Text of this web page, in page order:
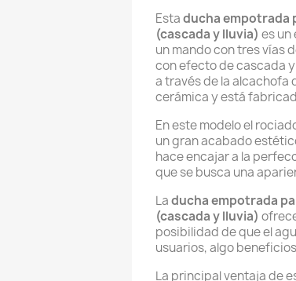
Estaducha empotrada
(cascada y lluvia) es un
un mando con tres vías
con efecto de cascada
a través de la alcachofa
cerámica y está
En este modelo el
un gran acabado
hace encajar a la
que se busca una
Laducha empotrada
(cascada y lluvia)
posibilidad de que el
usuarios, algo
La principal ventaja de